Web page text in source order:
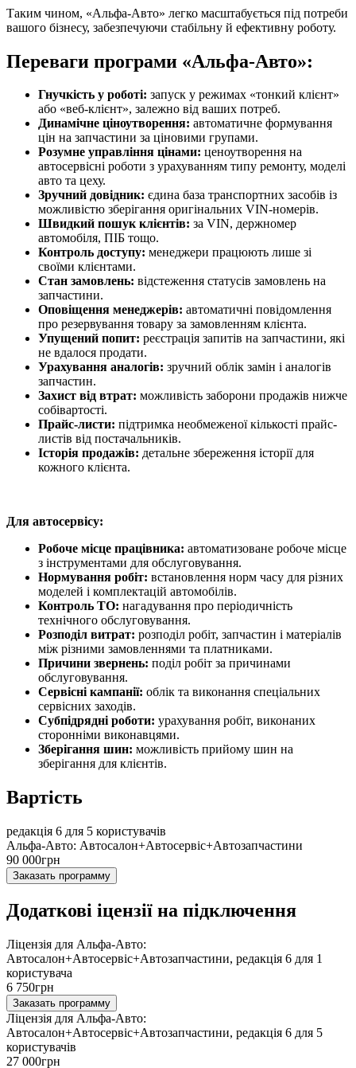
Таким чином, «Альфа-Авто» легко масштабується під потреби
вашого бізнесу, забезпечуючи стабільну й ефективну роботу.
Переваги програми «Альфа-Авто»:
Гнучкість у роботі: запуск у режимах «тонкий клієнт»
або «веб-клієнт», залежно від ваших потреб.
Динамічне ціноутворення: автоматичне формування
цін на запчастини за ціновими групами.
Розумне управління цінами: ценоутворення на
автосервісні роботи з урахуванням типу ремонту, моделі
авто та цеху.
Зручний довідник: єдина база транспортних засобів із
можливістю зберігання оригінальних VIN-номерів.
Швидкий пошук клієнтів: за VIN, держномер
автомобіля, ПІБ тощо.
Контроль доступу: менеджери працюють лише зі
своїми клієнтами.
Стан замовлень: відстеження статусів замовлень на
запчастини.
Оповіщення менеджерів: автоматичні повідомлення
про резервування товару за замовленням клієнта.
Упущений попит: реєстрація запитів на запчастини, які
не вдалося продати.
Урахування аналогів: зручний облік замін і аналогів
запчастин.
Захист від втрат: можливість заборони продажів нижче
собівартості.
Прайс-листи: підтримка необмеженої кількості прайс-
листів від постачальників.
Історія продажів: детальне збереження історії для
кожного клієнта.
Для автосервісу:
Робоче місце працівника: автоматизоване робоче місце
з інструментами для обслуговування.
Нормування робіт: встановлення норм часу для різних
моделей і комплектацій автомобілів.
Контроль ТО: нагадування про періодичність
технічного обслуговування.
Розподіл витрат: розподіл робіт, запчастин і матеріалів
між різними замовленнями та платниками.
Причини звернень: поділ робіт за причинами
обслуговування.
Сервісні кампанії: облік та виконання спеціальних
сервісних заходів.
Субпідрядні роботи: урахування робіт, виконаних
сторонніми виконавцями.
Зберігання шин: можливість прийому шин на
зберігання для клієнтів.
Вартість
редакція 6 для 5 користувачів
Альфа-Авто: Автосалон+Автосервіс+Автозапчастини
90 000грн
Заказать программу
Додаткові іцензії на підключення
Ліцензія для Альфа-Авто:
Автосалон+Автосервіс+Автозапчастини, редакція 6 для 1
користувача
6 750грн
Заказать программу
Ліцензія для Альфа-Авто:
Автосалон+Автосервіс+Автозапчастини, редакція 6 для 5
користувачів
27 000грн